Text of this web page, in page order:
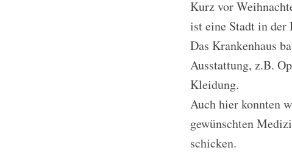
Kurz vor
ist eine Stadt in der
Das Krankenhaus
Ausstattung, z.B.
Kleidung.
Auch hier konnten
gewünschten
schicken.